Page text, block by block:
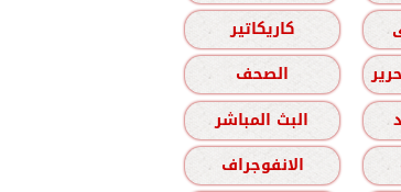
كاريكاتير
الصحف
البث المباشر
الانفوجراف